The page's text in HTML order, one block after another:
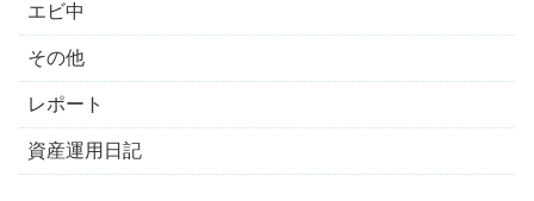
エビ中
その他
レポート
資産運用日記